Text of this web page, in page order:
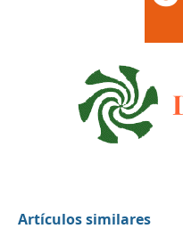
Artículos similares